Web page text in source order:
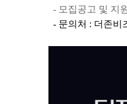
- 모집공고 및 지
- 문의처 : 더존비